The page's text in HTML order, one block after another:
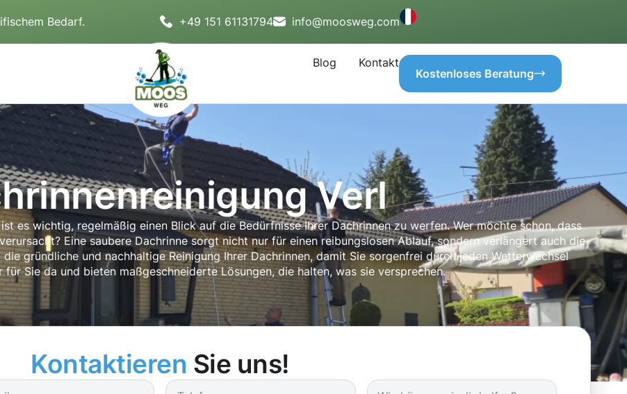
Bedarf. +49 151 61131794 info@moosweg.com
Blog
Kontakt
Kostenloses Beratung
Verl
es wichtig, regelmäßig einen Blick auf die Bedürfnisse Ihrer Dachrinnen zu werfen. Wer möchte schon, dass
Eine saubere Dachrinne sorgt nicht nur für einen reibungslosen Ablauf, sondern verlängert auch die
gründliche und nachhaltige Reinigung Ihrer Dachrinnen, damit Sie sorgenfrei durch jeden Wetterwechsel
für Sie da und bieten maßgeschneiderte Lösungen, die halten, was sie versprechen.
Kontaktieren Sie uns!